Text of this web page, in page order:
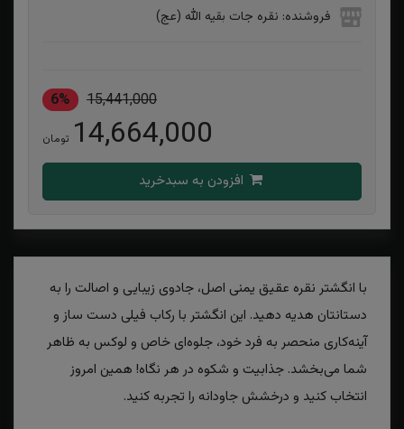
فروشنده: نقره جات بقیه الله (عج)
15,441,000
6%
14,664,000 تومان
با انگشتر نقره عقیق یمنی اصل، جادوی زیبایی و اصالت را به
دستانتان هدیه دهید. این انگشتر با رکاب فیلی دست ساز و
آینه‌کاری منحصر به فرد خود، جلوه‌ای خاص و لوکس به ظاهر
شما می‌بخشد. جذابیت و شکوه در هر نگاه! همین امروز
انتخاب کنید و درخشش جاودانه را تجربه کنید.